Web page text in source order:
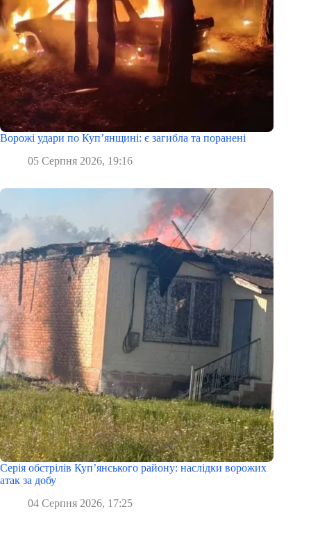
Ворожі удари по Куп’янщині: є загибла та поранені
05 Серпня 2026, 19:16
Серія обстрілів Куп’янського району: наслідки ворожих
атак за добу
04 Серпня 2026, 17:25